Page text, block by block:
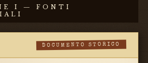
I — FONTI
DOCUMENTO STORICO